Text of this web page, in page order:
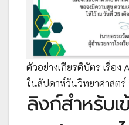
ตัวอย่างเกียรติบัตร เรื่อง
ในสัปดาห์วันวิทยาศาสต
ลิงก์สำหรับเ